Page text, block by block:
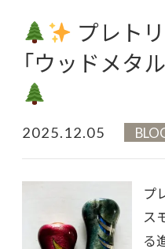
プレト
「ウッドメタ
2025.12.05
プ
ス
る